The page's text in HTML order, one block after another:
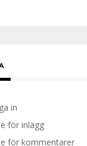
in
för inlägg
för kommentarer